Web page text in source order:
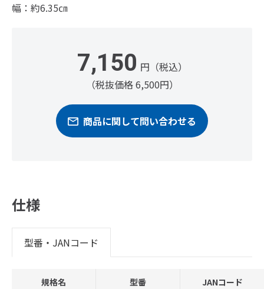
幅：約6.35㎝
7,150 円（税込）
（税抜価格 6,500円）
商品に関して問い合わせる
仕様
型番・JANコード
規格名 型番 JANコード